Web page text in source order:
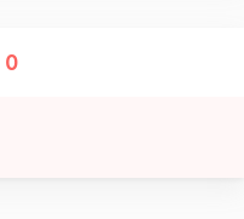
0